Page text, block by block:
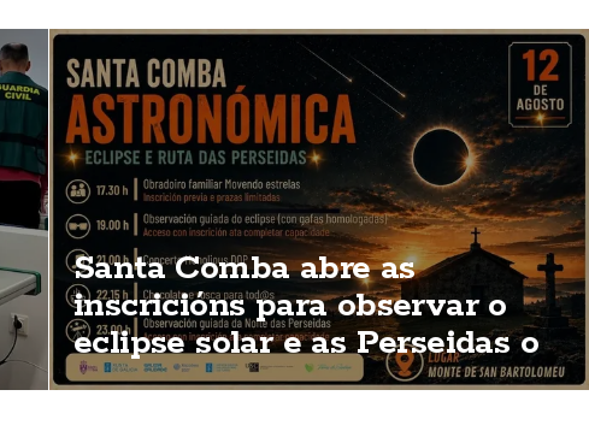
Santa Comba abre as
inscricións para observar o
eclipse solar e as Perseidas o
12 de agosto